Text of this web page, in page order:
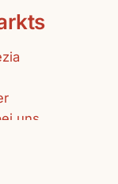
uns